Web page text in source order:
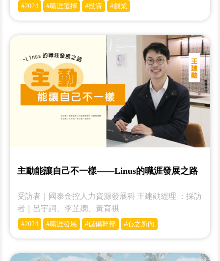
#2024 #職涯選擇 #投資 #創業
主動能讓自己不一樣——Linus的職涯發展之路
受訪者｜國泰金控人力資源發展科 王建勛經理 ；採訪
者｜呂宇詞、李芷嫻、黃育祺
#2024 #職涯發展 #儲備幹部 #心之所向